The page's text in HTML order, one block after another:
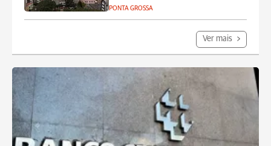
PONTA GROSSA
Ver mais